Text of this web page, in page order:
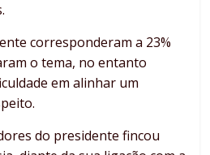
corresponderam a 23%
o tema, no entanto
em alinhar um
do presidente fincou